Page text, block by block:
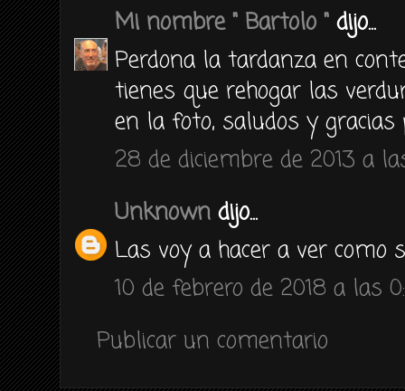
Mi nombre " Bartolo " dijo...
Perdona la tardanza en
tienes que rehogar las
en la foto, saludos y
28 de diciembre de 2013 a
Unknown dijo...
Las voy a hacer a ver como
10 de febrero de 2018 a las
Publicar un comentario